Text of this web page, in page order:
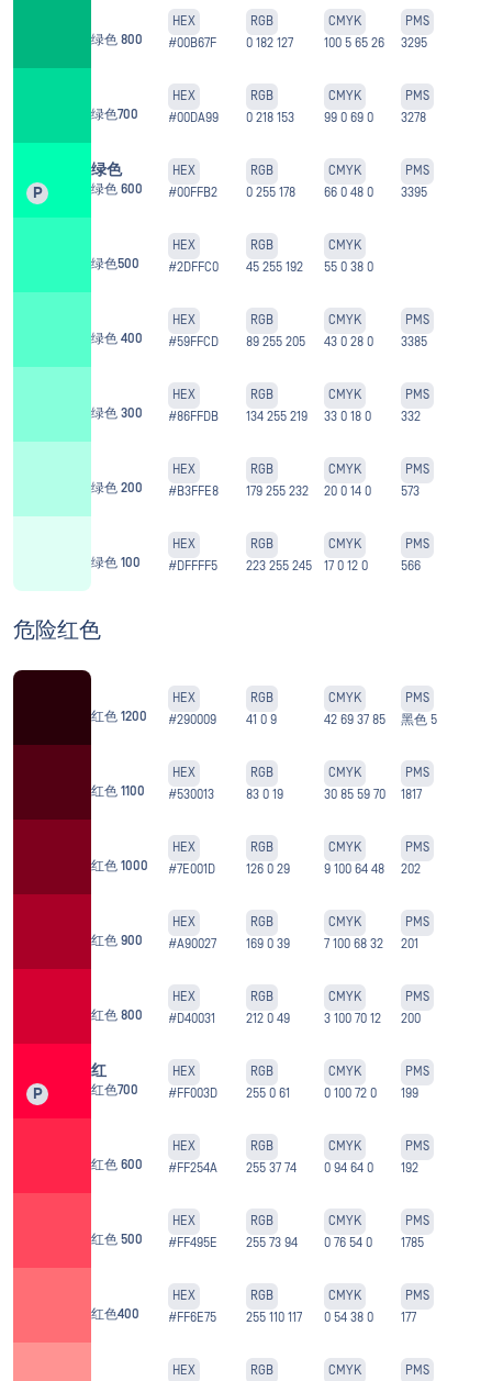
绿色 800
HEX
#00B67F
RGB
0 182 127
CMYK
100 5 65 26
PMS
3295
绿色700
HEX
#00DA99
RGB
0 218 153
CMYK
99 0 69 0
PMS
3278
P
绿色
绿色 600
HEX
#00FFB2
RGB
0 255 178
CMYK
66 0 48 0
PMS
3395
绿色500
HEX
#2DFFC0
RGB
45 255 192
CMYK
55 0 38 0
绿色 400
HEX
#59FFCD
RGB
89 255 205
CMYK
43 0 28 0
PMS
3385
绿色 300
HEX
#86FFDB
RGB
134 255 219
CMYK
33 0 18 0
PMS
332
绿色 200
HEX
#B3FFE8
RGB
179 255 232
CMYK
20 0 14 0
PMS
573
绿色 100
HEX
#DFFFF5
RGB
223 255 245
CMYK
17 0 12 0
PMS
566
危险红色
红色 1200
HEX
#290009
RGB
41 0 9
CMYK
42 69 37 85
PMS
黑色 5
红色 1100
HEX
#530013
RGB
83 0 19
CMYK
30 85 59 70
PMS
1817
红色 1000
HEX
#7E001D
RGB
126 0 29
CMYK
9 100 64 48
PMS
202
红色 900
HEX
#A90027
RGB
169 0 39
CMYK
7 100 68 32
PMS
201
红色 800
HEX
#D40031
RGB
212 0 49
CMYK
3 100 70 12
PMS
200
P
红
红色700
HEX
#FF003D
RGB
255 0 61
CMYK
0 100 72 0
PMS
199
红色 600
HEX
#FF254A
RGB
255 37 74
CMYK
0 94 64 0
PMS
192
红色 500
HEX
#FF495E
RGB
255 73 94
CMYK
0 76 54 0
PMS
1785
红色400
HEX
#FF6E75
RGB
255 110 117
CMYK
0 54 38 0
PMS
177
HEX
RGB
CMYK
PMS